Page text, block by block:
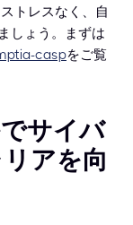
トレスなく、自
しょう。まずは
caspをご覧
サイバ
アを向